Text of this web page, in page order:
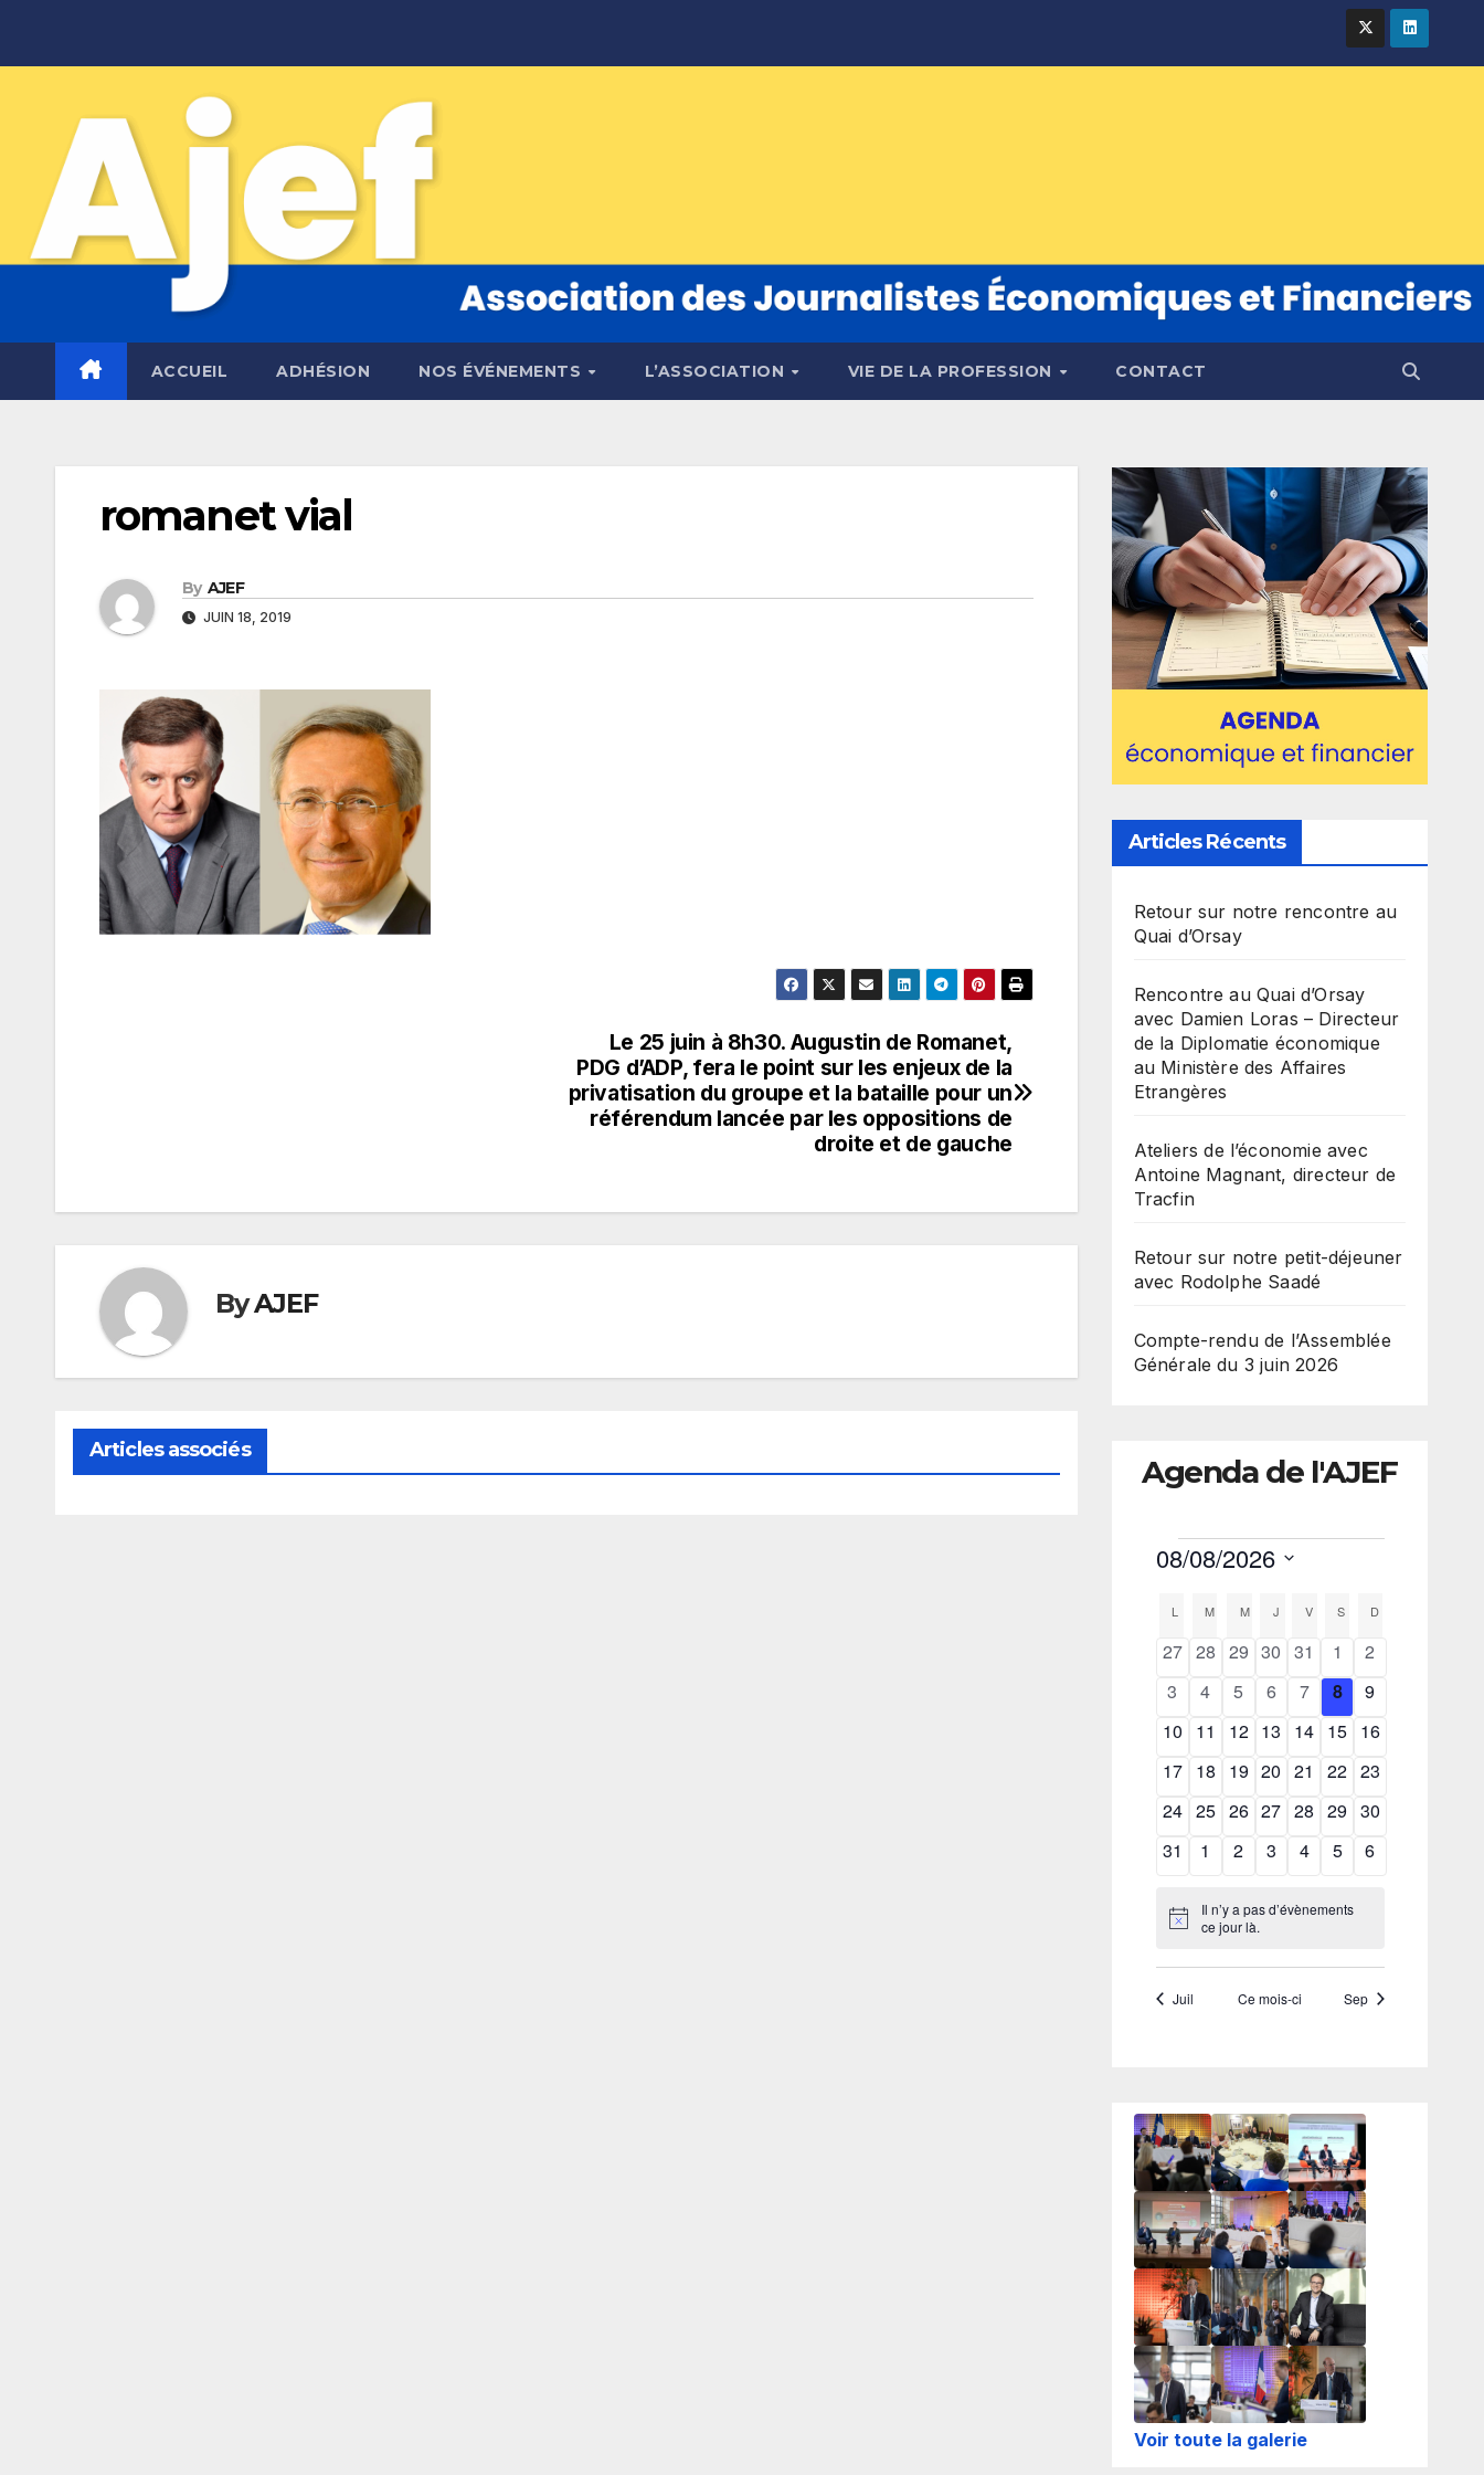
ACCUEIL ADHÉSION NOS ÉVÉNEMENTS L’ASSOCIATION VIE DE LA PROFESSION CONTACT
romanet vial
By AJEF
JUIN 18, 2019
Le 25 juin à 8h30. Augustin de Romanet,
PDG d’ADP, fera le point sur les enjeux de la
privatisation du groupe et la bataille pour un
référendum lancée par les oppositions de
droite et de gauche
ByAJEF
Articles associés
Articles Récents
Retour sur notre rencontre au
Quai d’Orsay
Rencontre au Quai d’Orsay
avec Damien Loras – Directeur
de la Diplomatie économique
au Ministère des Affaires
Etrangères
Ateliers de l’économie avec
Antoine Magnant, directeur de
Tracfin
Retour sur notre petit-déjeuner
avec Rodolphe Saadé
Compte-rendu de l’Assemblée
Générale du 3 juin 2026
Agenda de l'AJEF
Voir toute la galerie